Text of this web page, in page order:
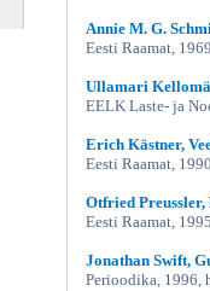
Annie M. G.
Eesti Raamat,
Ullamari
EELK Laste- ja
Erich Kästner,
Eesti Raamat,
Otfried Preussler,
Eesti Raamat,
Jonathan Swift,
Perioodika, 1996,